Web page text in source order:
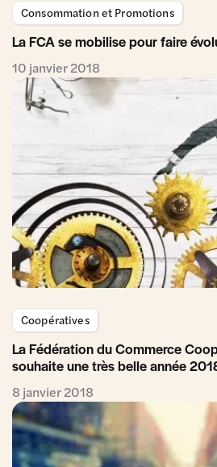
Consommation et Promotions
La FCA se mobilise pour faire
10 janvier 2018
Coopératives
La Fédération du Commerce
souhaite une très belle année
8 janvier 2018